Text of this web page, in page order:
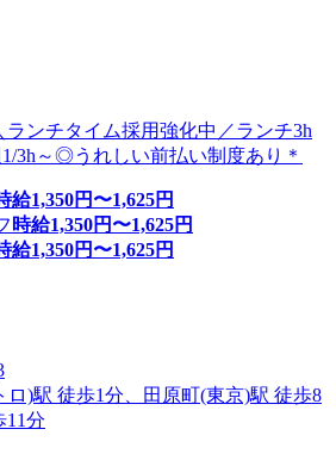
ランチタイム採用強化中／ランチ3h
3h～◎うれしい前払い制度あり＊
給1,350円〜1,625円
時給1,350円〜1,625円
給1,350円〜1,625円
)駅 徒歩1分、田原町(東京)駅 徒歩8
11分